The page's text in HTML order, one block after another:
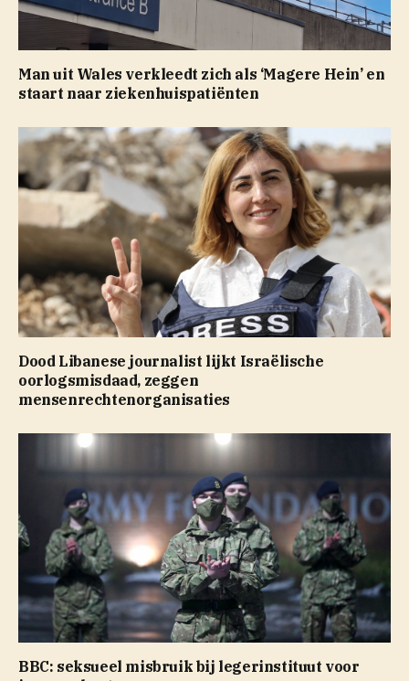
Man uit Wales verkleedt zich als ‘Magere Hein’ en
staart naar ziekenhuispatiënten
Dood Libanese journalist lijkt Israëlische
oorlogsmisdaad, zeggen
mensenrechtenorganisaties
BBC: seksueel misbruik bij legerinstituut voor